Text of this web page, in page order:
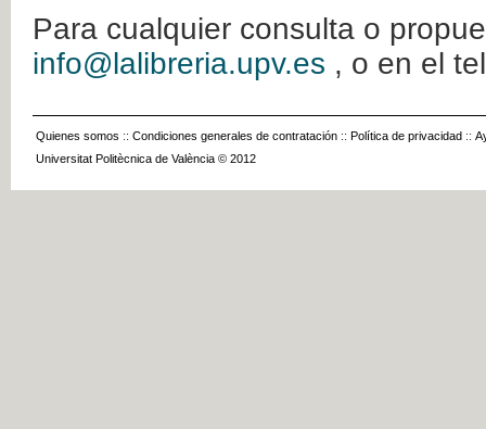
Para cualquier consulta o
info@lalibreria.upv.es , o en el
Quienes somos :: Condiciones generales de contratación :: Política de privacidad ::
Universitat Politècnica de València © 2012